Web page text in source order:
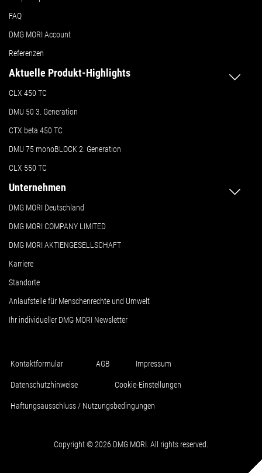
FAQ
DMG MORI Account
Referenzen
Aktuelle Produkt-Highlights
CLX 450 TC
DMU 50 3. Generation
CTX beta 450 TC
DMU 75 monoBLOCK 2. Generation
CLX 550 TC
Unternehmen
DMG MORI Deutschland
DMG MORI COMPANY LIMITED
DMG MORI AKTIENGESELLSCHAFT
Karriere
Standorte
Anlaufstelle für Menschenrechte und Umwelt
Ihr individueller DMG MORI Newsletter
Kontaktformular AGB Impressum
Datenschutzhinweise Cookie-Einstellungen
Haftungsausschluss / Nutzungsbedingungen
Copyright © 2026 DMG MORI. All rights reserved.